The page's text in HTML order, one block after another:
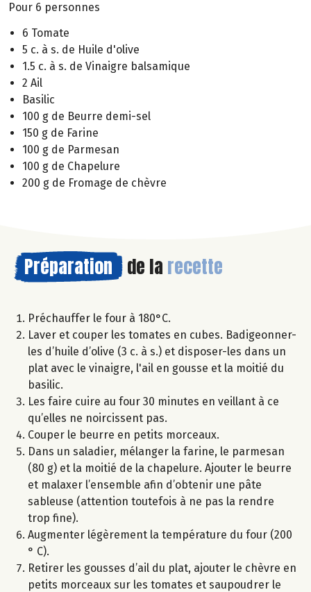
Pour 6 personnes
6 Tomate
5 c. à s. de Huile d'olive
1.5 c. à s. de Vinaigre balsamique
2 Ail
Basilic
100 g de Beurre demi-sel
150 g de Farine
100 g de Parmesan
100 g de Chapelure
200 g de Fromage de chèvre
Préparation de la recette
Préchauffer le four à 180°C.
Laver et couper les tomates en cubes. Badigeonner-
les d’huile d’olive (3 c. à s.) et disposer-les dans un
plat avec le vinaigre, l'ail en gousse et la moitié du
basilic.
Les faire cuire au four 30 minutes en veillant à ce
qu’elles ne noircissent pas.
Couper le beurre en petits morceaux.
Dans un saladier, mélanger la farine, le parmesan
(80 g) et la moitié de la chapelure. Ajouter le beurre
et malaxer l’ensemble afin d’obtenir une pâte
sableuse (attention toutefois à ne pas la rendre
trop fine).
Augmenter légèrement la température du four (200
° C).
Retirer les gousses d’ail du plat, ajouter le chèvre en
petits morceaux sur les tomates et saupoudrer le